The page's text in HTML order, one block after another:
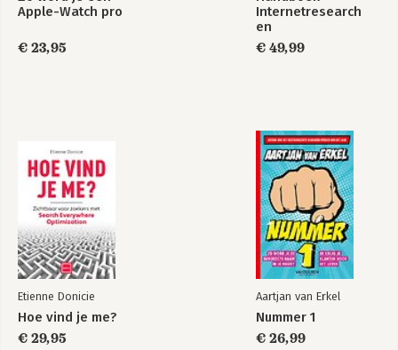
bijgewerkt voor iOS
Account toevoegen met sjabloon
Account uitschakelen
4 Apple ID en iCloud
Media en aankopen
Zoek mijn
5 Contacten
Adresboek
Contact toevoegen
Contact opzoeken
Contacten beheren
Contact gebruiken
6 Communicatie
FaceTime
Apple-Watch pro
€ 23,95
Internetresearch
en
datajournalistiek
€ 49,99
Etienne Donicie
Hoe vind je me?
€ 29,95
Aartjan van Erkel
Nummer 1
€ 26,99